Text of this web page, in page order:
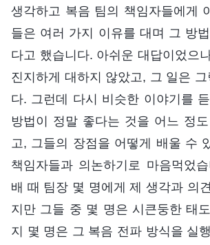
생각하고 복음 팀의 책임자들에게
들은 여러 가지 이유를 대며 그 방
다고 했습니다. 아쉬운 대답이었으
진지하게 대하지 않았고, 그 일은 그
다. 그런데 다시 비슷한 이야기를
방법이 정말 좋다는 것을 어느 정
고, 그들의 장점을 어떻게 배울 수
책임자들과 의논하기로 마음먹었
배 때 팀장 몇 명에게 제 생각과 의
지만 그들 중 몇 명은 시큰둥한 태
지 몇 명은 그 복음 전파 방식을 실